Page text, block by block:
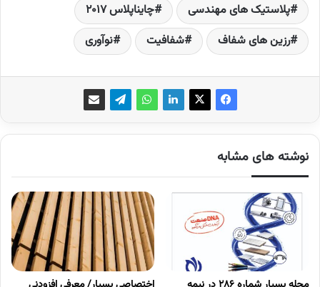
پلاستیک های مهندسی
چایناپلاس 2017
رزین های شفاف
شفافیت نوآوری
نوشته های مشابه